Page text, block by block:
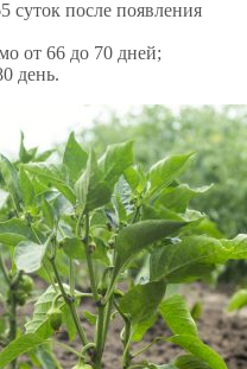
суток после появления
от 66 до 70 дней;
день.